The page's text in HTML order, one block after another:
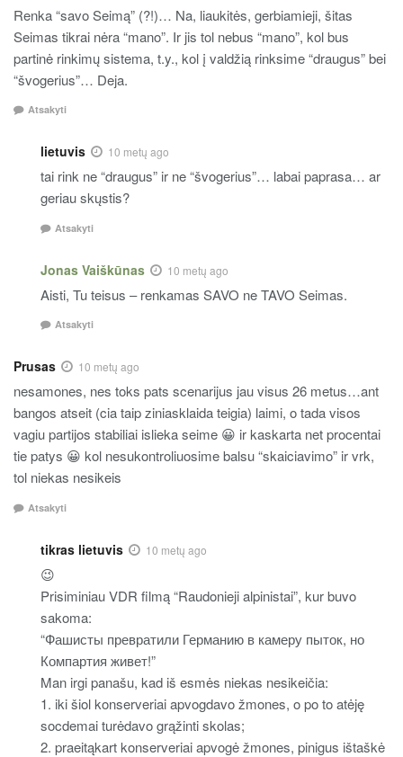
Renka “savo Seimą” (?!)… Na, liaukitės, gerbiamieji, šitas
Seimas tikrai nėra “mano”. Ir jis tol nebus “mano”, kol bus
partinė rinkimų sistema, t.y., kol į valdžią rinksime “draugus” bei
“švogerius”… Deja.
Atsakyti
lietuvis 10 metų ago
tai rink ne “draugus” ir ne “švogerius”… labai paprasa… ar
geriau skųstis?
Atsakyti
Jonas Vaiškūnas 10 metų ago
Aisti, Tu teisus – renkamas SAVO ne TAVO Seimas.
Atsakyti
Prusas 10 metų ago
nesamones, nes toks pats scenarijus jau visus 26 metus…ant
bangos atseit (cia taip ziniasklaida teigia) laimi, o tada visos
vagiu partijos stabiliai islieka seime 😀 ir kaskarta net procentai
tie patys 😀 kol nesukontroliuosime balsu “skaiciavimo” ir vrk,
tol niekas nesikeis
Atsakyti
tikras lietuvis 10 metų ago
😉
Prisiminiau VDR filmą “Raudonieji alpinistai”, kur buvo
sakoma:
“Фашисты превратили Германию в камеру пыток, но
Компартия живет!”
Man irgi panašu, kad iš esmės niekas nesikeičia:
1. iki šiol konserveriai apvogdavo žmones, o po to atėję
socdemai turėdavo grąžinti skolas;
2. praeitąkart konserveriai apvogė žmones, pinigus ištaškė